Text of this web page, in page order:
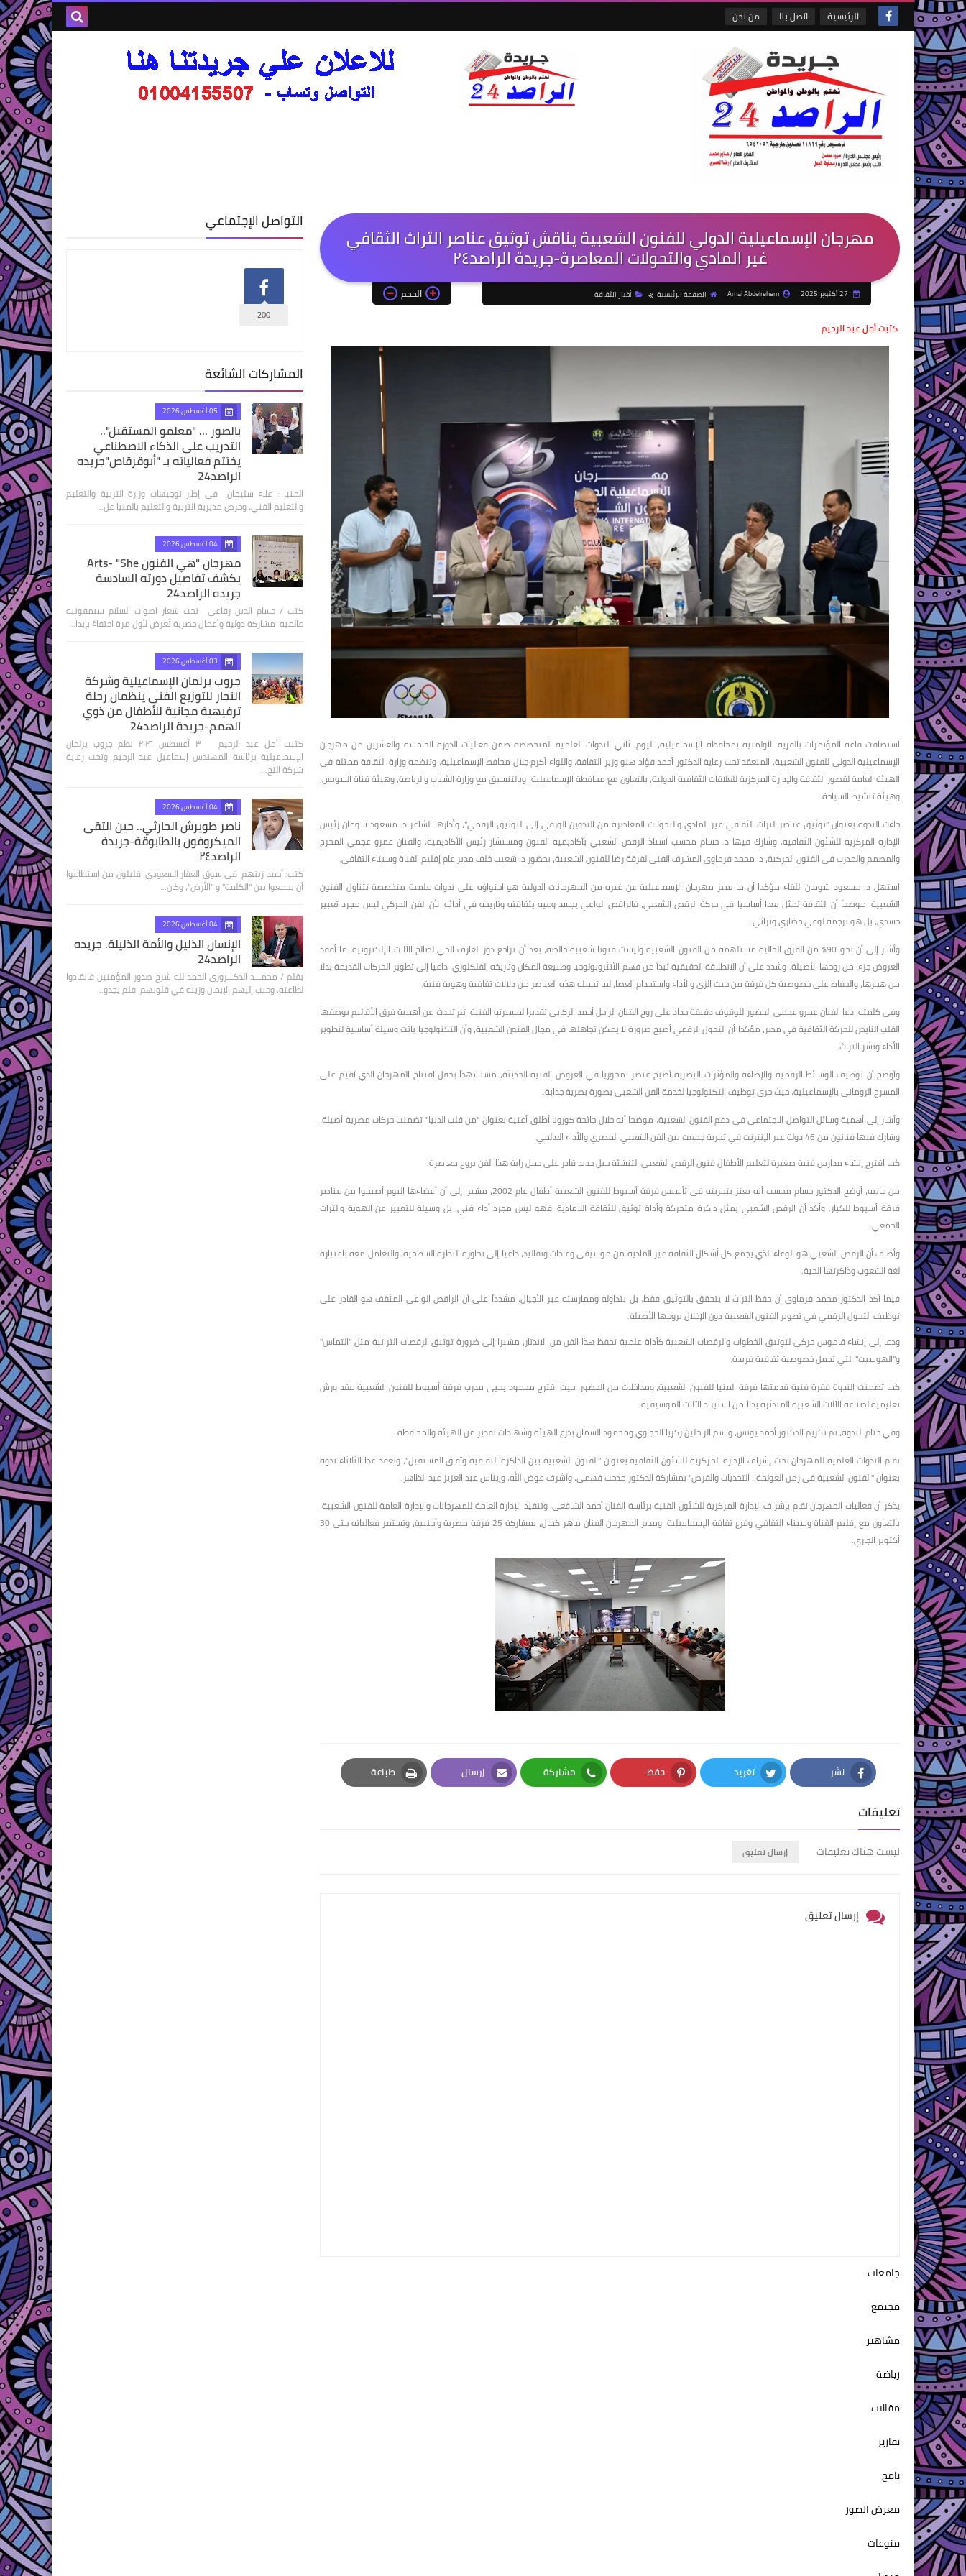
الرئيسية اتصل بنا من نحن
مهرجان الإسماعيلية الدولي للفنون الشعبية يناقش توثيق عناصر التراث الثقافي
غير المادي والتحولات المعاصرة-جريدة الراصد٢٤
Amal Abdelrehem الصفحة الرئيسية أخبار الثقافة الحجم
كتبت أمل عبد الرحيم
استضافت قاعة المؤتمرات بالقرية الأولمبية بمحافظة الإسماعيلية، اليوم، ثاني الندوات العلمية المتخصصة ضمن فعاليات الدورة الخامسة والعشرين من مهرجان
الإسماعيلية الدولي للفنون الشعبية، المنعقد تحت رعاية الدكتور أحمد فؤاد هنو وزير الثقافة، واللواء أكرم جلال محافظ الإسماعيلية، وتنظمه وزارة الثقافة ممثلة في
الهيئة العامة لقصور الثقافة والإدارة المركزية للعلاقات الثقافية الدولية، بالتعاون مع محافظة الإسماعيلية، وبالتنسيق مع وزارة الشباب والرياضة، وهيئة قناة السويس،
وهيئة تنشيط السياحة.
جاءت الندوة بعنوان "توثيق عناصر التراث الثقافي غير المادي والتحولات المعاصرة من التدوين الورقي إلى التوثيق الرقمي"، وأدارها الشاعر د. مسعود شومان رئيس
الإدارة المركزية للشئون الثقافية، وشارك فيها د. حسام محسب أستاذ الرقص الشعبي بأكاديمية الفنون ومستشار رئيس الأكاديمية، والفنان عمرو عجمي المخرج
والمصمم والمدرب في الفنون الحركية، د. محمد فرماوي المشرف الفني لفرقة رضا للفنون الشعبية، بحضور د. شعيب خلف مدير عام إقليم القناة وسيناء الثقافي.
استهل د. مسعود شومان اللقاء مؤكدا أن ما يميز مهرجان الإسماعيلية عن غيره من المهرجانات الدولية هو احتواؤه على ندوات علمية متخصصة تتناول الفنون
الشعبية، موضحاً أن الثقافة تمثل بعدا أساسيا في حركة الرقص الشعبي، فالراقص الواعي يجسد وعيه بثقافته وتاريخه في أدائه، لأن الفن الحركي ليس مجرد تعبير
جسدي، بل هو ترجمة لوعي حضاري وتراثي.
وأشار إلى أن نحو 90٪ من الفرق الحالية مستلهمة من الفنون الشعبية وليست فنونا شعبية خالصة، بعد أن تراجع دور العازف الحي لصالح الآلات الإلكترونية، ما أفقد
العروض جزءا من روحها الأصيلة. وشدد على أن الانطلاقة الحقيقية تبدأ من فهم الأنثروبولوجيا وطبيعة المكان وتاريخه الفلكلوري، داعيا إلى تطوير الحركات القديمة بدلا
من هجرها، والحفاظ على خصوصية كل فرقة من حيث الزي والأداء واستخدام العصا، لما تحمله هذه العناصر من دلالات ثقافية وهوية فنية.
وفي كلمته، دعا الفنان عمرو عجمي الحضور للوقوف دقيقة حداد على روح الفنان الراحل أحمد الركابي تقديرا لمسيرته الفنية، ثم تحدث عن أهمية فرق الأقاليم بوصفها
القلب النابض للحركة الثقافية في مصر، مؤكدا أن التحول الرقمي أصبح ضرورة لا يمكن تجاهلها في مجال الفنون الشعبية، وأن التكنولوجيا باتت وسيلة أساسية لتطوير
الأداء ونشر التراث.
وأوضح أن توظيف الوسائط الرقمية والإضاءة والمؤثرات البصرية أصبح عنصرا محوريا في العروض الفنية الحديثة، مستشهداً بحفل افتتاح المهرجان الذي أقيم على
المسرح الروماني بالإسماعيلية، حيث جرى توظيف التكنولوجيا لخدمة الفن الشعبي بصورة بصرية جذابة.
وأشار إلى أهمية وسائل التواصل الاجتماعي في دعم الفنون الشعبية، موضحا أنه خلال جائحة كورونا أطلق أغنية بعنوان "من قلب الدنيا" تضمنت حركات مصرية أصيلة،
وشارك فيها فنانون من 46 دولة عبر الإنترنت في تجربة جمعت بين الفن الشعبي المصري والأداء العالمي.
كما اقترح إنشاء مدارس فنية صغيرة لتعليم الأطفال فنون الرقص الشعبي، لتنشئة جيل جديد قادر على حمل راية هذا الفن بروح معاصرة.
من جانبه، أوضح الدكتور حسام محسب أنه يعتز بتجربته في تأسيس فرقة أسيوط للفنون الشعبية أطفال عام 2002، مشيرا إلى أن أعضاءها اليوم أصبحوا من عناصر
فرقة أسيوط للكبار. وأكد أن الرقص الشعبي يمثل ذاكرة متحركة وأداة توثيق للثقافة اللامادية، فهو ليس مجرد أداء فني، بل وسيلة للتعبير عن الهوية والتراث
الجمعي.
وأضاف أن الرقص الشعبي هو الوعاء الذي يجمع كل أشكال الثقافة غير المادية من موسيقى وعادات وتقاليد، داعيا إلى تجاوزه النظرة السطحية، والتعامل معه باعتباره
لغة الشعوب وذاكرتها الحية.
فيما أكد الدكتور محمد فرماوي أن حفظ التراث لا يتحقق بالتوثيق فقط، بل بتداوله وممارسته عبر الأجيال، مشدداً على أن الراقص الواعي المثقف هو القادر على
توظيف التحول الرقمي في تطوير الفنون الشعبية دون الإخلال بروحها الأصيلة.
ودعا إلى إنشاء قاموس حركي لتوثيق الخطوات والرقصات الشعبية كأداة علمية تحفظ هذا الفن من الاندثار، مشيرا إلى ضرورة توثيق الرقصات التراثية مثل "التماس"
و"الهوسيت" التي تحمل خصوصية ثقافية فريدة.
كما تضمنت الندوة فقرة فنية قدمتها فرقة المنيا للفنون الشعبية، ومداخلات من الحضور، حيث اقترح محمود يحيى مدرب فرقة أسيوط للفنون الشعبية عقد ورش
تعليمية لصناعة الآلات الشعبية المندثرة بدلاً من استيراد الآلات الموسيقية.
وفي ختام الندوة، تم تكريم الدكتور أحمد يونس، واسم الراحلين زكريا الحجاوي ومحمود السمان بدرع الهيئة وشهادات تقدير من الهيئة والمحافظة.
تقام الندوات العلمية للمهرجان تحت إشراف الإدارة المركزية للشئون الثقافية بعنوان "الفنون الشعبية بين الذاكرة الثقافية وآفاق المستقبل"، وتعقد غدا الثلاثاء ندوة
بعنوان "الفنون الشعبية في زمن العولمة.. التحديات والفرص" بمشاركة الدكتور مدحت فهمي، وأشرف عوض الله، وإيناس عبد العزيز عبد الظاهر.
يذكر أن فعاليات المهرجان تقام بإشراف الإدارة المركزية للشئون الفنية برئاسة الفنان أحمد الشافعي، وتنفيذ الإدارة العامة للمهرجانات والإدارة العامة للفنون الشعبية،
بالتعاون مع إقليم القناة وسيناء الثقافي وفرع ثقافة الإسماعيلية، ومدير المهرجان الفنان ماهر كمال، بمشاركة 25 فرقة مصرية وأجنبية، وتستمر فعالياته حتى 30
أكتوبر الجاري.
نشر
Facebook
تغريد
Twitter
حفظ
Pinterest
مشاركة
Whatsapp
إرسال
Email
طباعة
Print
تعليقات
ليست هناك تعليقات إرسال تعليق
إرسال تعليق
جامعات
مجتمع
مشاهير
رياضة
مقالات
تقارير
بامج
معرض الصور
منوعات
التواصل الإجتماعي
200
المشاركات الشائعة
05 أغسطس 2026
بالصور ... "معلمو المستقبل"..
التدريب على الذكاء الاصطناعي
يختتم فعالياته بـ "أبوقرقاص"جريده
الراصد24
المنيا : علاء سليمان في إطار توجيهات وزارة التربية والتعليم
والتعليم الفني، وحرص مديرية التربية والتعليم بالمنيا عل…
04 أغسطس 2026
مهرجان "هي الفنون Arts- "She
يكشف تفاصيل دورته السادسة
جريده الراصد24
كتب / حسام الدين رفاعي تحت شعار اصوات السلام سيمفونيه
عالميه مشاركة دولية وأعمال حصرية تُعرض لأول مرة احتفاءً بإبدا…
03 أغسطس 2026
جروب برلمان الإسماعيلية وشركة
النجار للتوزيع الفنى ينظمان رحلة
ترفيهية مجانية للأطفال من ذوي
الهمم-جريدة الراصد24
كتبت أمل عبد الرحيم ٣ أغسطس ٢٠٢٦ نظم جروب برلمان
الإسماعيلية برئاسة المهندس إسماعيل عبد الرحيم وتحت رعاية
شركة النج…
04 أغسطس 2026
ناصر طويرش الحارثي.. حين التقى
الميكروفون بالطابوقة-جريدة
الراصد٢٤
كتب: أحمد زينهم في سوق العقار السعودي، قليلون من استطاعوا
أن يجمعوا بين "الكلمة" و "الأرض"، وكان…
04 أغسطس 2026
الإنسان الذليل والأمة الذليلة. جريده
الراصد24
بقلم / محمـــد الدكـــروري الحمد لله شرح صدور المؤمنين فانقادوا
لطاعته، وحبب إليهم الإيمان وزينه في قلوبهم، فلم يجدو…